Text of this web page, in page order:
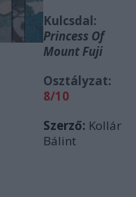
Kulcsdal:
Princess Of
Mount Fuji
Osztályzat:
8/10
Szerző: Kollár
Bálint